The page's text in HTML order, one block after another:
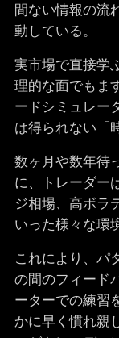
間ない情報の流
動している。
実市場で直接学
理的な面でもま
ードシミュレー
は得られない「
数ヶ月や数年待
に、トレーダー
ジ相場、高ボラ
いった様々な環
これにより、パ
の間のフィード
ーターでの練習
かに早く慣れ親